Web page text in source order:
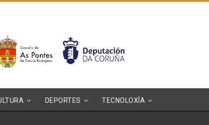
DEPORTES TECNOLOXÍA